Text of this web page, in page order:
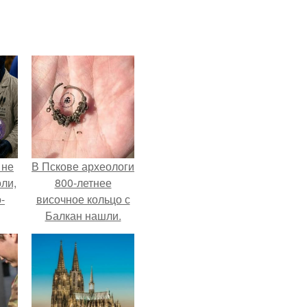
В Пскове археологи
800-летнее
височное кольцо с
Балкан нашли.